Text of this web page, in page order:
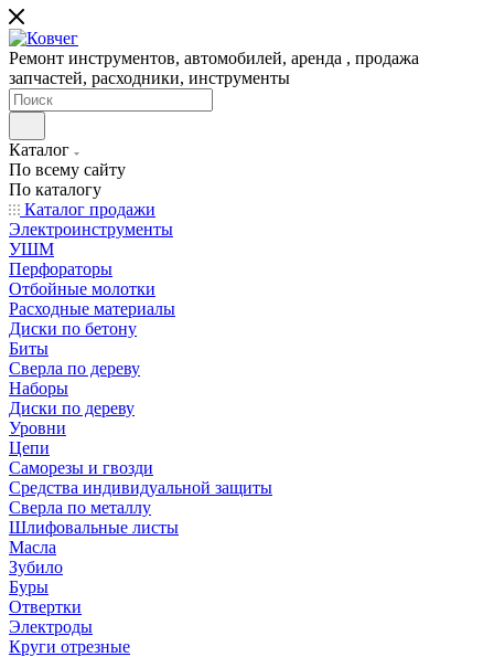
Ремонт инструментов, автомобилей, аренда , продажа
запчастей, расходники, инструменты
Каталог
По всему сайту
По каталогу
Каталог продажи
Электроинструменты
УШМ
Перфораторы
Отбойные молотки
Расходные материалы
Диски по бетону
Биты
Сверла по дереву
Наборы
Диски по дереву
Уровни
Цепи
Саморезы и гвозди
Средства индивидуальной защиты
Сверла по металлу
Шлифовальные листы
Масла
Зубило
Буры
Отвертки
Электроды
Круги отрезные